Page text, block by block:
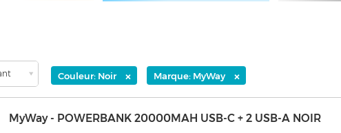
Couleur: Noir × Marque: MyWay ×
MyWay - POWERBANK 20000MAH USB-C + 2 USB-A NOIR